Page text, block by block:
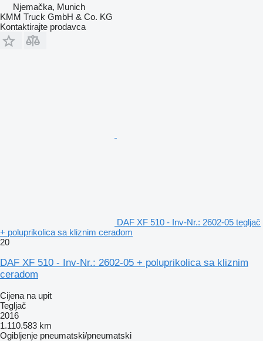
Njemačka, Munich
KMM Truck GmbH & Co. KG
Kontaktirajte prodavca
DAF XF 510 - Inv-Nr.: 2602-05 tegljač
+ poluprikolica sa kliznim ceradom
20
DAF XF 510 - Inv-Nr.: 2602-05 + poluprikolica sa kliznim
ceradom
Cijena na upit
Tegljač
2016
1.110.583 km
Ogibljenje pneumatski/pneumatski